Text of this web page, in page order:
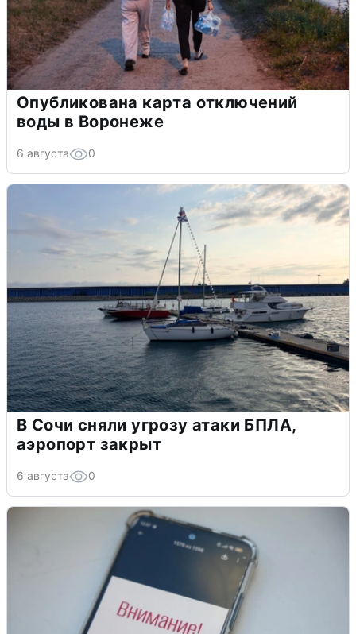
Опубликована карта отключений
воды в Воронеже
6 августа 0
В Сочи сняли угрозу атаки БПЛА,
аэропорт закрыт
6 августа 0